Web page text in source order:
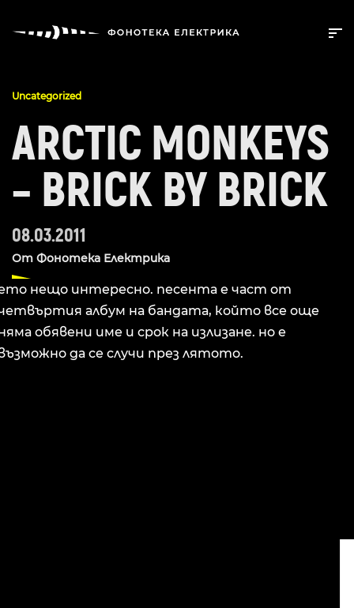
Uncategorized
ARCTIC MONKEYS
– BRICK BY BRICK
08.03.2011
От Фонотека Електрика
нещо интересно. песента е част от
албум на бандата, който все още
обявени име и срок на излизане. но е
да се случи през лятото.